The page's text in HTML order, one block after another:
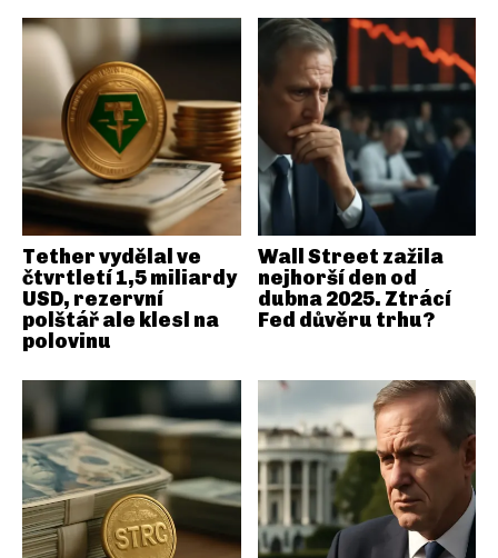
Tether vydělal ve
čtvrtletí 1,5 miliardy
USD, rezervní
polštář ale klesl na
polovinu
Wall Street zažila
nejhorší den od
dubna 2025. Ztrácí
Fed důvěru trhu?